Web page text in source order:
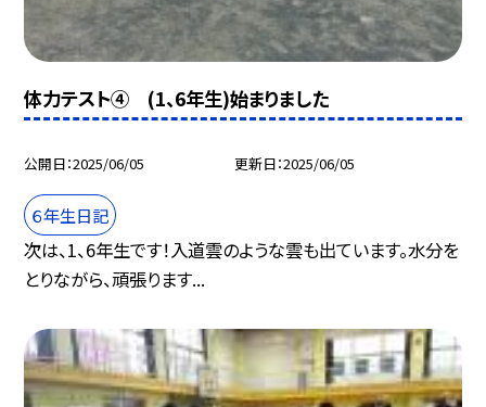
体力テスト④ (1、6年生)始まりました
公開日 2025/06/05 更新日 2025/06/05
６年生日記
次は、1、6年生です！入道雲のような雲も出ています。水分を
とりながら、頑張ります...